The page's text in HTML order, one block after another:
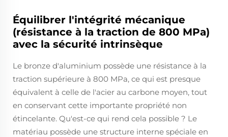
Équilibrer l'intégrité mécanique
(résistance à la traction de 800 MPa)
avec la sécurité intrinsèque
Le bronze d'aluminium possède une résistance à la
traction supérieure à 800 MPa, ce qui est presque
équivalent à celle de l'acier au carbone moyen, tout
en conservant cette importante propriété non
étincelante. Qu'est-ce qui rend cela possible ? Le
matériau possède une structure interne spéciale en